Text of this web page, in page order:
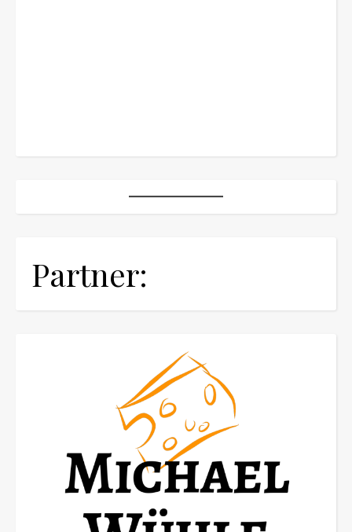
Partner: